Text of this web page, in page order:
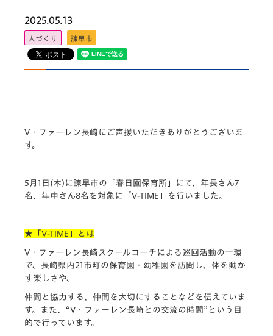
2025.05.13
人づくり 諫早市
V・ ファーレン長崎にご声援いただきありがとうございま
す。
5月1日(木)に諫早市の「春日園保育所」にて、 年長さん7
名、年中さん8名を対象に「V-TIME」
を行いました。
★「V-TIME」とは
V・ファーレン長崎スクールコーチによる巡回活動の一環
で、 長崎県内21市町の保育園・幼稚園を訪問し、 体を動か
す楽しさや、
仲間と協力する、仲間を大切にすることなどを伝えていま
す。
また、“V・ファーレン長崎との交流の時間” という目
的で行っています。